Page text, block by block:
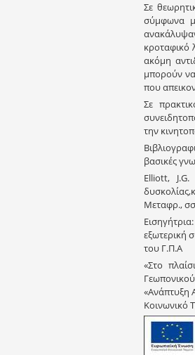
Σε
σύμφωνα
κροταφικό
ακόμη
μπορούν
που
Σε
την
βασικές
Elliott,
Μεταφρ.,
εξωτερική
του Γ.Π.Α
«Στο
«Ανάπτυξη
Κοινωνικό